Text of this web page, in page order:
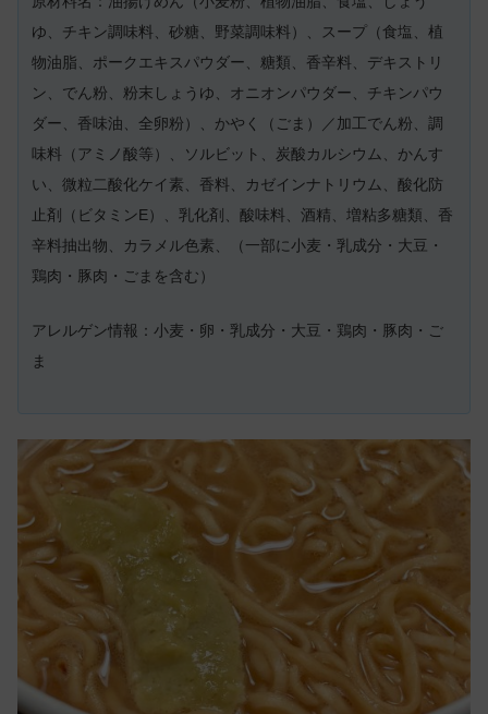
ゆ、チキン調味料、砂糖、野菜調味料）、スープ（食塩、植
物油脂、ポークエキスパウダー、糖類、香辛料、デキストリ
ン、でん粉、粉末しょうゆ、オニオンパウダー、チキンパウ
ダー、香味油、全卵粉）、かやく（ごま）／加工でん粉、調
味料（アミノ酸等）、ソルビット、炭酸カルシウム、かんす
い、微粒二酸化ケイ素、香料、カゼインナトリウム、酸化防
止剤（ビタミンE）、乳化剤、酸味料、酒精、増粘多糖類、香
辛料抽出物、カラメル色素、（一部に小麦・乳成分・大豆・
鶏肉・豚肉・ごまを含む）
アレルゲン情報：小麦・卵・乳成分・大豆・鶏肉・豚肉・ご
ま